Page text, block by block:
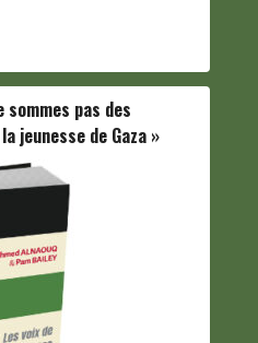
sommes pas des
jeunesse de Gaza »